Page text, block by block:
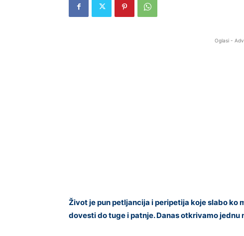
Oglasi -
Život je pun petljancija i peripetija koje slabo ko
dovesti do tuge i patnje. Danas otkrivamo